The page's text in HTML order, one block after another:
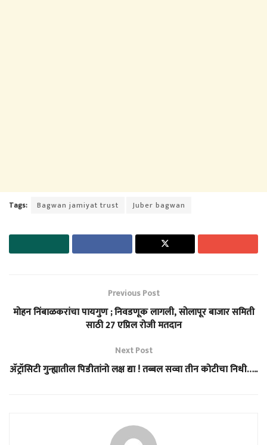
Tags: Bagwan jamiyat trust Juber bagwan
Previous Post
मोहन निंबाळकरांचा पायगुण ; निवडणूक लागली, सोलापूर बाजार समिती
साठी 27 एप्रिल रोजी मतदान
Next Post
ॲट्रॉसिटी गुन्ह्यातील पिडीतांनो लक्ष द्या ! तब्बल सव्वा तीन कोटीचा निधी…..